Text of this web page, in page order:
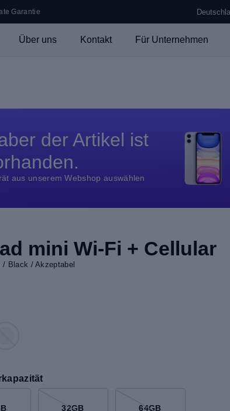
Garantie
Über uns Kontakt Für Unternehmen
der Artikel ist
aus unserem Webshop auswählen
mini Wi-Fi + Cellular
/ Black / Akzeptabel
32GB 64GB